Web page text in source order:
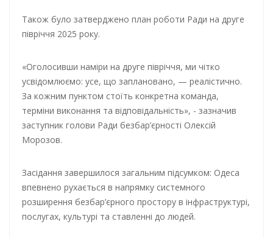
Також було затверджено план роботи Ради на друге
півріччя 2025 року.
«Оголосивши наміри на друге півріччя, ми чітко
усвідомлюємо: усе, що заплановано, — реалістично.
За кожним пунктом стоїть конкретна команда,
терміни виконання та відповідальність», - зазначив
заступник голови Ради безбар’єрності Олексій
Морозов.
Засідання завершилося загальним підсумком: Одеса
впевнено рухається в напрямку системного
розширення безбар’єрного простору в інфраструктурі,
послугах, культурі та ставленні до людей.